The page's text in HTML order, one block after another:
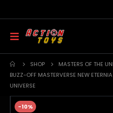
SHOP MASTERS OF THE
BUZZ-OFF MASTERVERSE NEW
UNIVERSE
-10%